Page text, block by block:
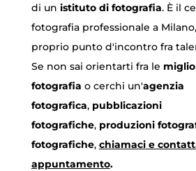
di un istituto di fotografia. È il
fotografia professionale a
proprio punto d'incontro fra
Se non sai orientarti fra le
fotografia o cerchi un'agenzia
fotografica, pubblicazioni
fotografiche, produzioni
fotografiche, chiamacie
appuntamento.